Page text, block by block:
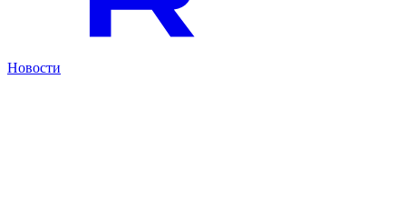
Новости